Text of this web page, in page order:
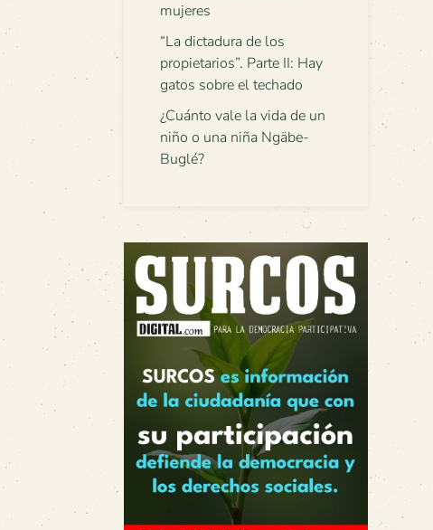
mujeres
“La dictadura de los
propietarios”. Parte II: Hay
gatos sobre el techado
¿Cuánto vale la vida de un
niño o una niña Ngäbe-
Buglé?